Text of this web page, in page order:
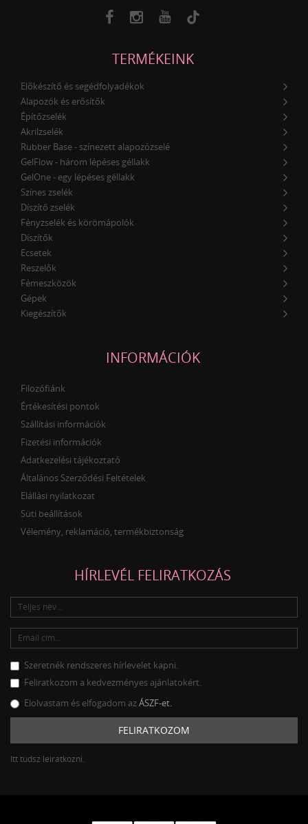
TERMÉKEINK
Előkészítő és segédfolyadékok
Alapozók és erősítők
Építőzselék
Akrilzselék
Rubber Base - színezett alapozózselé
GelFlow - három lépéses géllakk
GelOne - egy lépéses géllakk
Színes zselék
Díszítő zselék
Fényzselék és körömápolók
Díszítők
Ecsetek
Reszelők
Fémeszközök
Gépek
Kiegészítők
INFORMÁCIÓK
Filozófiánk
Értékesítési pontok
Szállítási információk
Fizetési információk
Adatkezelési tájékoztató
Általános Szerződési Feltételek
Elállási nyilatkozat
Süti beállítások
Vélemény, reklamáció, termékbiztonság
HÍRLEVÉL FELIRATKOZÁS
Szeretnék rendszeres hírlevelet kapni.
Feliratkozom a kedvezményes ajánlatokért.
Elolvastam és elfogadom azÁSZF-et.
FELIRATKOZOM
Itt tudsz leiratkozni.